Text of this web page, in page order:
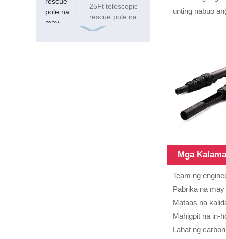
25Ft telescopic
rescue pole na
may locking
unting nabuo
Mga
Team ng
Pabrika na
Mataas na
Mahigpit na in-
Lahat ng